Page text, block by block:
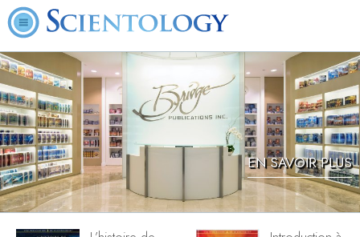
EN SAVOIR PLUS